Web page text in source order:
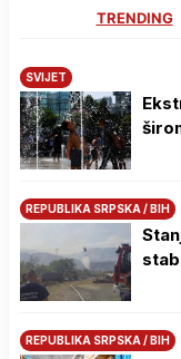
TRENDING
SVIJET
REPUBLIKA SRPSKA / BIH
REPUBLIKA SRPSKA / BIH